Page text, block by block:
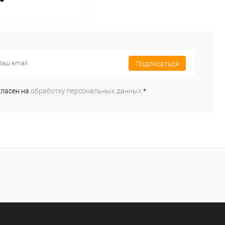
в 1 клик Подписаться
на обработку персональных данных. *